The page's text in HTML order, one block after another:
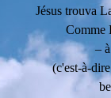
Jésus trouva
Comme
–
(c'est-à-